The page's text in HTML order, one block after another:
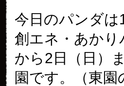
今日のパンダ
創エネ・あかり
から2日（日）
園です。（東園